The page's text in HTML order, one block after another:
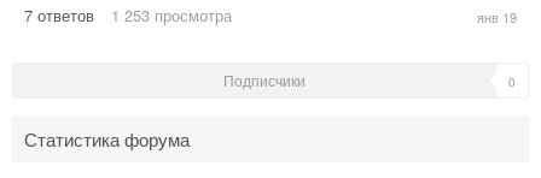
7 ответов 1 253 просмотра
янв
Подписчики 0
Статистика форума